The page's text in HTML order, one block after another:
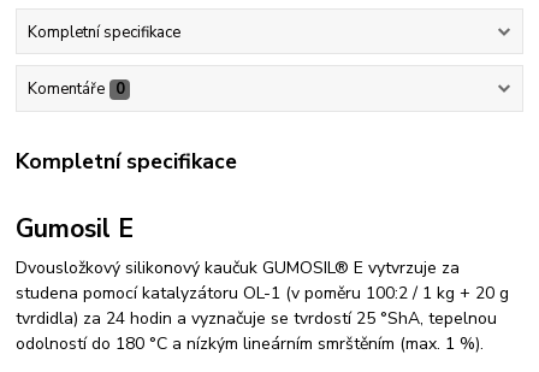
Kompletní specifikace
Komentáře 0
Kompletní specifikace
Gumosil E
Dvousložkový silikonový kaučuk GUMOSIL® E vytvrzuje za
studena pomocí katalyzátoru OL-1 (v poměru 100:2 / 1 kg + 20 g
tvrdidla) za 24 hodin a vyznačuje se tvrdostí 25 °ShA, tepelnou
odolností do 180 °C a nízkým lineárním smrštěním (max. 1 %).